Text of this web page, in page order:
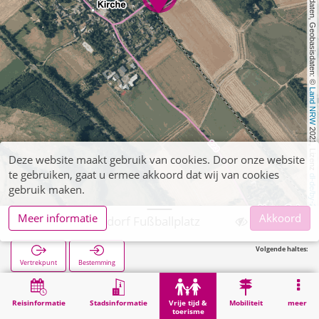
, Kartendaten, Geobasisdaten: ©
Land NRW
2021, Lizenz
dl-de/by-2-0
Reisinformatie Stadsinformatie
Vrije tijd &
toerisme
Mobiliteit meer
Jülich, Selgersdorf Fußballplatz
Vertrekpunt Bestemming
Volgende haltes:
Vrije tijd & toerisme Jülich, Selgersdorf Fußballplatz
Deze website maakt gebruik van cookies. Door onze website
te gebruiken, gaat u ermee akkoord dat wij van cookies
gebruik maken.
Meer informatie
Akkoord